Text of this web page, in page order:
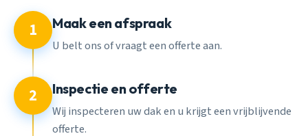
1 Maak een afspraak
U belt ons of vraagt een offerte aan.
2 Inspectie en offerte
Wij inspecteren uw dak en u krijgt een vrijblijvende
offerte.